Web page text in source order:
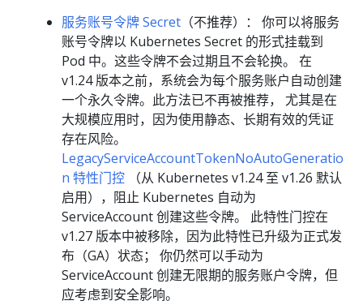
服务账号令牌 Secret （不推荐）： 你可以将服务
账号令牌以 Kubernetes Secret 的形式挂载到
Pod 中。这些令牌不会过期且不会轮换。 在
v1.24 版本之前，系统会为每个服务账户自动创建
一个永久令牌。此方法已不再被推荐， 尤其是在
大规模应用时，因为使用静态、长期有效的凭证
存在风险。
LegacyServiceAccountTokenNoAutoGeneratio
n 特性门控 （从 Kubernetes v1.24 至 v1.26 默认
启用），阻止 Kubernetes 自动为
ServiceAccount 创建这些令牌。 此特性门控在
v1.27 版本中被移除，因为此特性已升级为正式发
布（GA）状态； 你仍然可以手动为
ServiceAccount 创建无限期的服务账户令牌，但
应考虑到安全影响。